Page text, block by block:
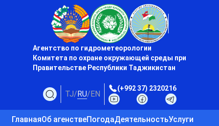
Агентство по гидрометеорологии
Комитета по охране окружающей среды при
Правительстве Республики Таджикистан
TJ/RU/EN
(+992 37) 2320216
ГлавнаяОб агенствеПогодаДеятельностьУслуги